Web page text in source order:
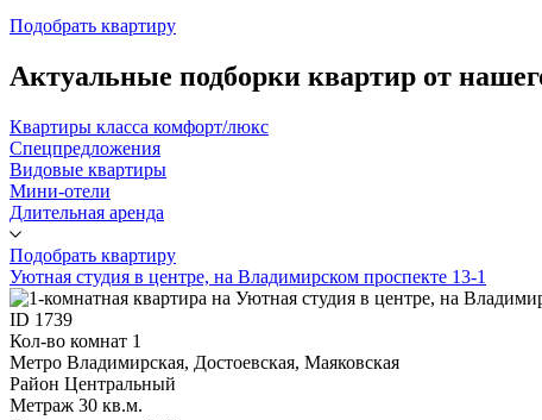
Подобрать квартиру
Актуальные подборки квартир от
Квартиры класса комфорт/люкс
Спецпредложения
Видовые квартиры
Мини-отели
Длительная аренда
Подобрать квартиру
Уютная студия в центре, на Владимирском проспекте 13-1
ID 1739
Кол-во комнат 1
Метро Владимирская, Достоевская, Маяковская
Район Центральный
Метраж 30 кв.м.